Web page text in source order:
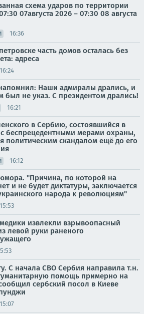
схема ударов по территории
07августа 2026 – 07:30 08 августа
16:36
часть домов осталась без
адреса
16:24
Наши адмиралы дрались, и
был не указ. С президентом дрались!
16:21
в Сербию, состоявшийся в
с беспрецедентными мерами охраны,
политическим скандалом ещё до его
16:12
"Причина, по которой на
и не будет диктатуры, заключается
народа к революциям"
15:53
извлекли взрывоопасный
левой руки раненого
С начала СВО Сербия направила т.н.
помощь примерно на
сербский посол в Киеве
15:07